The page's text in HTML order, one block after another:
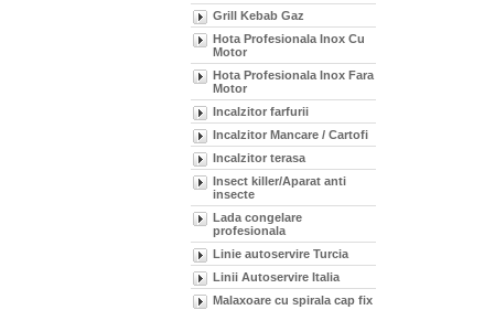
Grill Kebab Gaz
Hota Profesionala Inox Cu
Motor
Hota Profesionala Inox Fara
Motor
Incalzitor farfurii
Incalzitor Mancare / Cartofi
Incalzitor terasa
Insect killer/Aparat anti
insecte
Lada congelare
profesionala
Linie autoservire Turcia
Linii Autoservire Italia
Malaxoare cu spirala cap fix